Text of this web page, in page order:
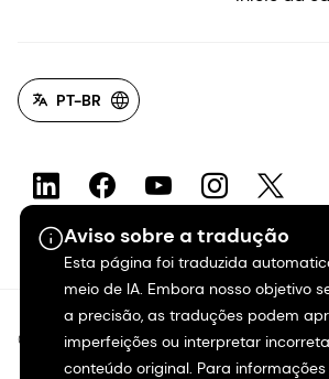
Aviso sobre a tradução
Esta página foi traduzida
meio de IA. Embora nosso objetivo
a precisão, as traduções podem
imperfeições ou interpretar
conteúdo original. Para informações
PT-BR
©2026 dsm-firmenich. Todos os